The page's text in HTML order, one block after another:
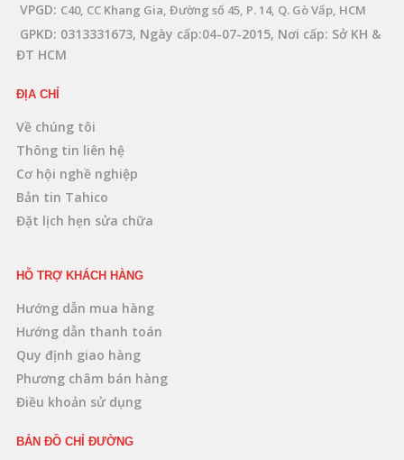
VPGD: C40, CC Khang Gia, Đường số 45, P. 14, Q. Gò Vấp, HCM
GPKD: 0313331673, Ngày cấp:04-07-2015, Nơi cấp: Sở KH &
ĐT HCM
ĐỊA CHỈ
Về chúng tôi
Thông tin liên hệ
Cơ hội nghề nghiệp
Bản tin Tahico
Đặt lịch hẹn sửa chữa
HỖ TRỢ KHÁCH HÀNG
Hướng dẫn mua hàng
Hướng dẫn thanh toán
Quy định giao hàng
Phương châm bán hàng
Điều khoản sử dụng
BẢN ĐỒ CHỈ ĐƯỜNG